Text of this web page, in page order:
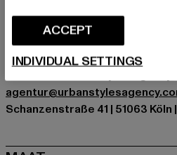
Materiële samenstelling: 70%
Art.Nr: PD00010630-00007
Schanzenstraße 41 | 51063 Köln
ACCEPT
INDIVIDUAL SETTINGS